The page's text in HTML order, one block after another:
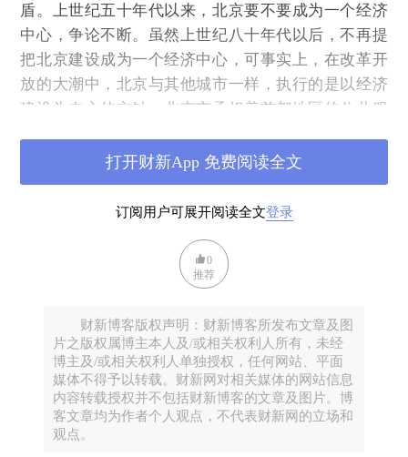
盾。上世纪五十年代以来，北京要不要成为一个经济
中心，争论不断。虽然上世纪八十年代以后，不再提
把北京建设成为一个经济中心，可事实上，在改革开
放的大潮中，北京与其他城市一样，执行的是以经济
建设为中心的方针。北京市承担着首都地区的公共服
政支撑着大服务。按照目前的税制，地方政府的财政
收入，一是靠增值税，二是靠卖地。说到底是，是靠
做大经济规模做大税收。经济规模做大了，人口就来
北京市是市区两级财政分灶吃饭，十六个区，每个区
模吃饭。1994年分税制改革，中央政府拿走一半以上
的税收，财权向上集中，事权向下集中，地方财政吃
紧。地方政府缺乏稳定的税收来源，其经常性税收主
体是增值税，中央政府分走75%，地方政府留下
25%。2016年原属地税的营业税全面改为增值税之
订阅用户可展开阅读全文登录
打开财新App 免费阅读全文
0
推荐
财新博客版权声明：财新博客所发布文章及图
片之版权属博主本人及/或相关权利人所有，未经
博主及/或相关权利人单独授权，任何网站、平面
媒体不得予以转载。财新网对相关媒体的网站信息
内容转载授权并不包括财新博客的文章及图片。博
客文章均为作者个人观点，不代表财新网的立场和
观点。